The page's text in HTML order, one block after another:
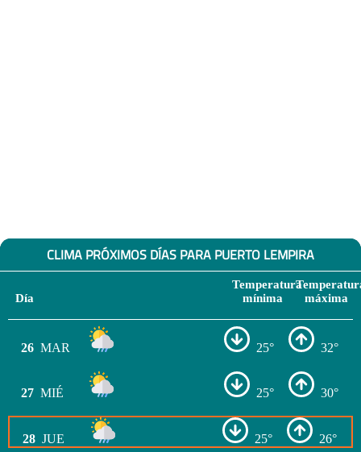
CLIMA PRÓXIMOS DÍAS PARA PUERTO LEMPIRA
Día
Temperatura
mínima
máxima
26 MAR 25° 32°
27 MIÉ 25° 30°
28 JUE 25° 26°